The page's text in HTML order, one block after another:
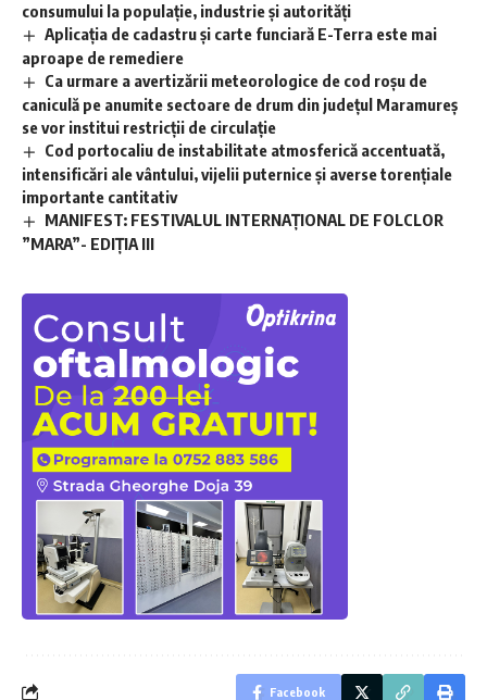
consumului la populație, industrie și autorități
Aplicaţia de cadastru şi carte funciară E-Terra este mai
aproape de remediere
Ca urmare a avertizării meteorologice de cod roșu de
caniculă pe anumite sectoare de drum din județul Maramureș
se vor institui restricții de circulație
Cod portocaliu de instabilitate atmosferică accentuată,
intensificări ale vântului, vijelii puternice și averse torențiale
importante cantitativ
MANIFEST: FESTIVALUL INTERNAȚIONAL DE FOLCLOR
”MARA”- EDIȚIA III
Facebook